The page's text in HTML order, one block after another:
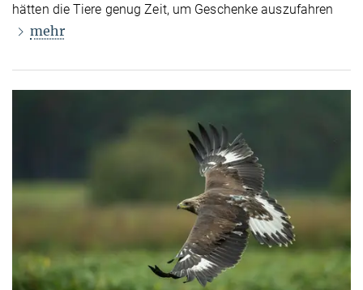
hätten die Tiere genug Zeit, um Geschenke auszufahren
mehr